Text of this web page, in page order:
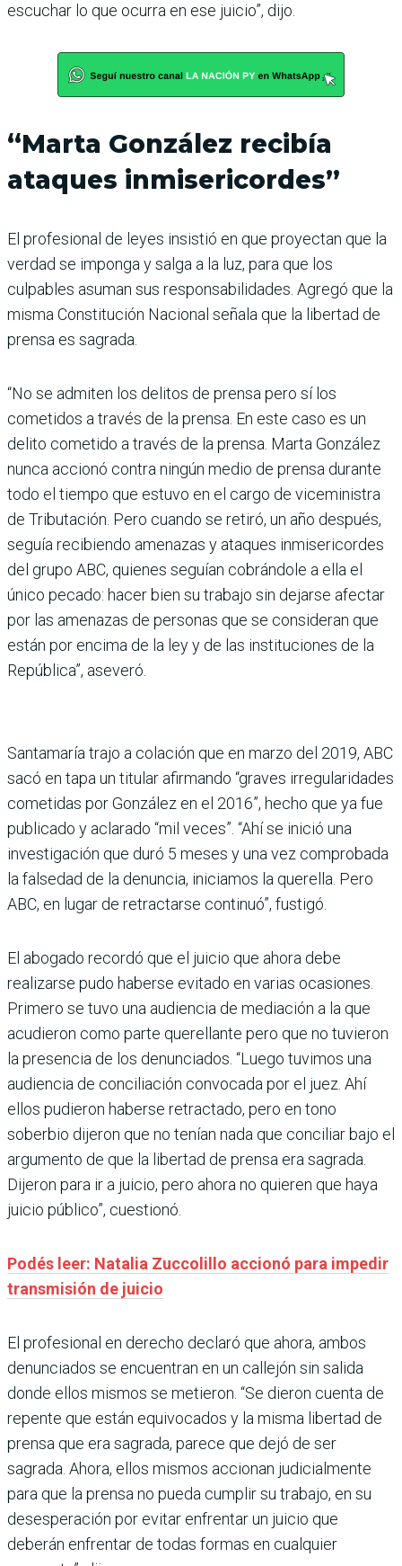
escuchar lo que ocurra en ese juicio”, dijo.
“Marta González recibía
ataques inmisericordes”
El profesional de leyes insistió en que proyectan que la
verdad se imponga y salga a la luz, para que los
culpables asuman sus responsabilidades. Agregó que la
misma Constitución Nacional señala que la libertad de
prensa es sagrada.
“No se admiten los delitos de prensa pero sí los
cometidos a través de la prensa. En este caso es un
delito cometido a través de la prensa. Marta González
nunca accionó contra ningún medio de prensa durante
todo el tiempo que estuvo en el cargo de viceministra
de Tributación. Pero cuando se retiró, un año después,
seguía recibiendo amenazas y ataques inmisericordes
del grupo ABC, quienes seguían cobrándole a ella el
único pecado: hacer bien su trabajo sin dejarse afectar
por las amenazas de personas que se consideran que
están por encima de la ley y de las instituciones de la
República”, aseveró.
Santamaría trajo a colación que en marzo del 2019, ABC
sacó en tapa un titular afirmando “graves irregularidades
cometidas por González en el 2016”, hecho que ya fue
publicado y aclarado “mil veces”. “Ahí se inició una
investigación que duró 5 meses y una vez comprobada
la falsedad de la denuncia, iniciamos la querella. Pero
ABC, en lugar de retractarse continuó”, fustigó.
El abogado recordó que el juicio que ahora debe
realizarse pudo haberse evitado en varias ocasiones.
Primero se tuvo una audiencia de mediación a la que
acudieron como parte querellante pero que no tuvieron
la presencia de los denunciados. “Luego tuvimos una
audiencia de conciliación convocada por el juez. Ahí
ellos pudieron haberse retractado, pero en tono
soberbio dijeron que no tenían nada que conciliar bajo el
argumento de que la libertad de prensa era sagrada.
Dijeron para ir a juicio, pero ahora no quieren que haya
juicio público”, cuestionó.
Podés leer: Natalia Zuccolillo accionó para impedir
transmisión de juicio
El profesional en derecho declaró que ahora, ambos
denunciados se encuentran en un callejón sin salida
donde ellos mismos se metieron. “Se dieron cuenta de
repente que están equivocados y la misma libertad de
prensa que era sagrada, parece que dejó de ser
sagrada. Ahora, ellos mismos accionan judicialmente
para que la prensa no pueda cumplir su trabajo, en su
desesperación por evitar enfrentar un juicio que
deberán enfrentar de todas formas en cualquier